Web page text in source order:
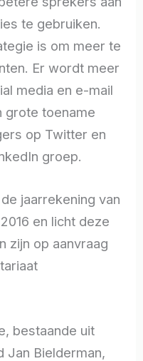
te gebruiken.
is om meer te
Er wordt meer
media en e-mail
grote toename
op Twitter en
groep.
jaarrekening van
en licht deze
zijn op aanvraag
bestaande uit
Jan Bielderman,